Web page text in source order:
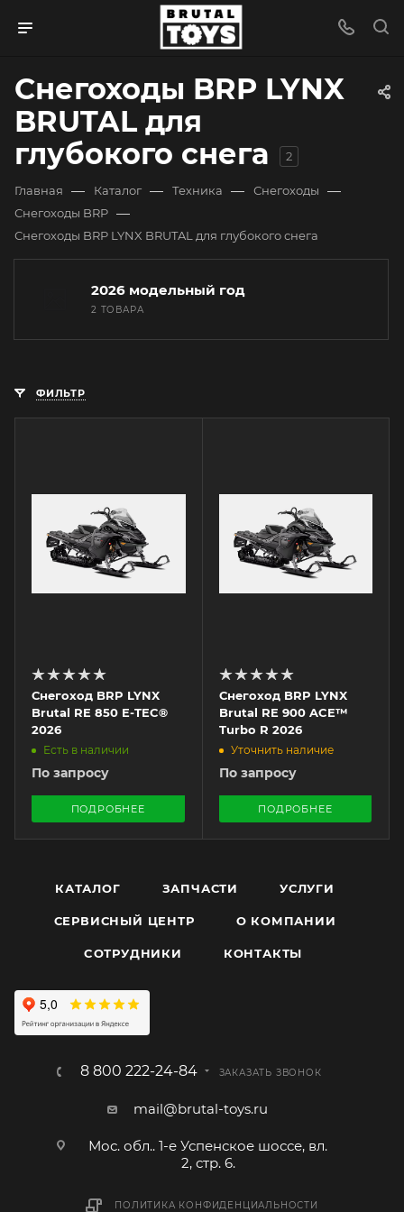
Снегоходы BRP LYNX
BRUTAL для
глубокого снега
2
Главная — Каталог — Техника — Снегоходы —
Снегоходы BRP —
Снегоходы BRP LYNX BRUTAL для глубокого снега
2026 модельный год
2 ТОВАРА
ФИЛЬТР
Снегоход BRP LYNX
Brutal RE 850 E-TEC®
2026
Есть в наличии
По запросу
ПОДРОБНЕЕ
Снегоход BRP LYNX
Brutal RE 900 ACE™
Turbo R 2026
Уточнить наличие
По запросу
ПОДРОБНЕЕ
КАТАЛОГ ЗАПЧАСТИ УСЛУГИ
СЕРВИСНЫЙ ЦЕНТР О КОМПАНИИ
CОТРУДНИКИ КОНТАКТЫ
8 800 222-24-84 ЗАКАЗАТЬ ЗВОНОК
mail@brutal-toys.ru
Мос. обл.. 1-е Успенское шоссе, вл.
2, стр. 6.
ПОЛИТИКА КОНФИДЕНЦИАЛЬНОСТИ